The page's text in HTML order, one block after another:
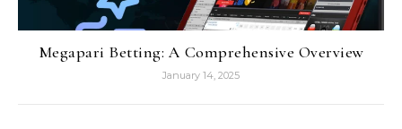
Megapari Betting: A Comprehensive Overview
January 14, 2025